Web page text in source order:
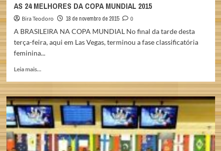
AS 24 MELHORES DA COPA MUNDIAL 2015
Bira Teodoro 18 de novembro de 2015
0
A BRASILEIRA NA COPA MUNDIAL No final da tarde desta
terça-feira, aqui em Las Vegas, terminou a fase classificatória
feminina...
Leia mais...
about
AS
24
MELHORES
DA
COPA
MUNDIAL